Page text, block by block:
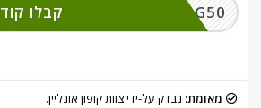
LALAUG50 קבלו קוד
מאומת: נבדק על-ידי צוות קופון אונליין.